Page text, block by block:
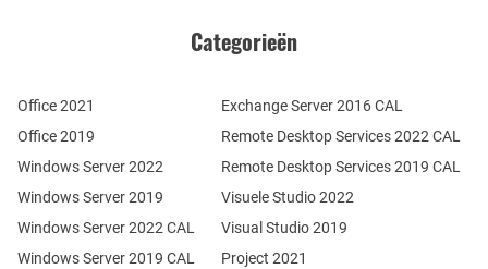
Categorieën
Office 2021
Office 2019
Windows Server 2022
Windows Server 2019
Windows Server 2022 CAL
Windows Server 2019 CAL
Remote Desktop Services 2022 CAL
Remote Desktop Services 2019 CAL
Exchange Server 2016 CAL
Visuele Studio 2022
Visual Studio 2019
Project 2021